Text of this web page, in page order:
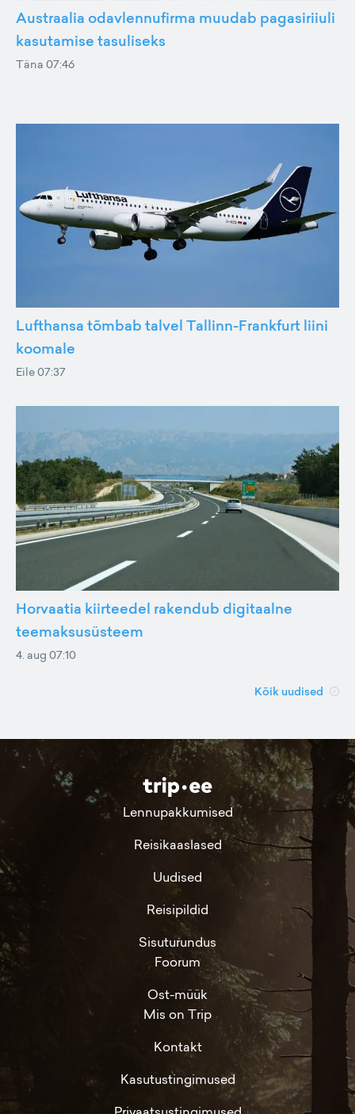
Austraalia odavlennufirma muudab pagasiriiuli
kasutamise tasuliseks
Täna 07:46
Lufthansa tõmbab talvel Tallinn-Frankfurt liini
koomale
Eile 07:37
Horvaatia kiirteedel rakendub digitaalne
teemaksusüsteem
4. aug 07:10
Kõik uudised
Lennupakkumised
Reisikaaslased
Uudised
Reisipildid
Sisuturundus
Foorum
Ost-müük
Mis on Trip
Kontakt
Kasutustingimused